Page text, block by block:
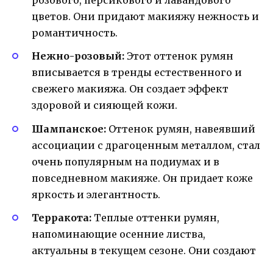
цветов. Они придают макияжу нежность и
романтичность.
Нежно-розовый: Этот оттенок румян
вписывается в тренды естественного и
свежего макияжа. Он создает эффект
здоровой и сияющей кожи.
Шампанское: Оттенок румян, навеявший
ассоциации с драгоценным металлом, стал
очень популярным на подиумах и в
повседневном макияже. Он придает коже
яркость и элегантность.
Терракота: Теплые оттенки румян,
напоминающие осенние листва,
актуальны в текущем сезоне. Они создают